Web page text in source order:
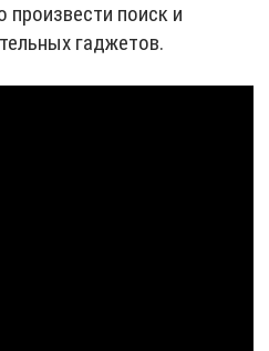
произвести поиск и
гаджетов.